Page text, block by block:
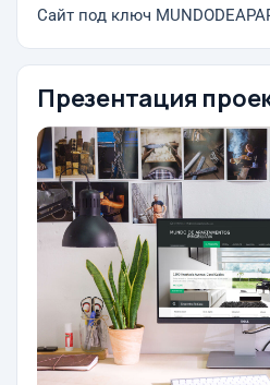
Сайт под ключ
Презентация